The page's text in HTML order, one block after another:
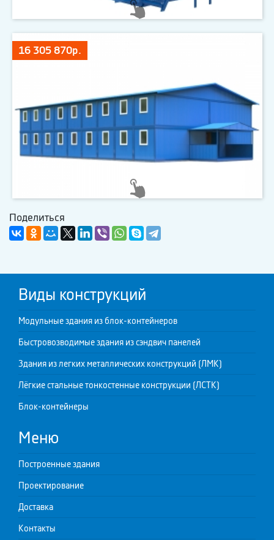
16 305 870р.
Поделиться
Виды конструкций
Модульные здания из блок-контейнеров
Быстровозводимые здания из сэндвич панелей
Здания из легких металлических конструкций (ЛМК)
Лёгкие стальные тонкостенные конструкции (ЛСТК)
Блок-контейнеры
Меню
Построенные здания
Проектирование
Доставка
Контакты